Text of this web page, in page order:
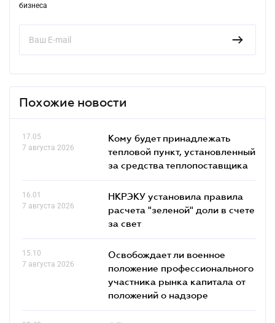
бизнеса
Похожие новости
17.05
7 августа 2026
Кому будет принадлежать
тепловой пункт, установленный
за средства теплопоставщика
16.01
7 августа 2026
НКРЭКУ установила правила
расчета "зеленой" доли в счете
за свет
15.10
7 августа 2026
Освобождает ли военное
положение профессионального
участника рынка капитала от
положений о надзоре